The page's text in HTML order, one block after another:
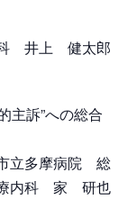
科 井上 健太郎
主訴”への総合
立多摩病院 総
内科 家 研也